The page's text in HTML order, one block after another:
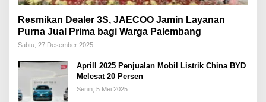
Resmikan Dealer 3S, JAECOO Jamin Layanan
Purna Jual Prima bagi Warga Palembang
Sabtu, 27 Desember 2025
Aprill 2025 Penjualan Mobil Listrik China BYD
Melesat 20 Persen
Senin, 5 Mei 2025